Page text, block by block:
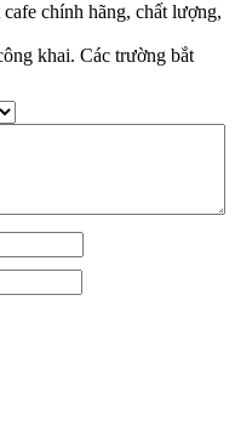
chính hãng, chất lượng,
khai. Các trường bắt